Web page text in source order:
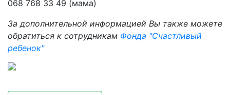
068 768 33 49 (мама)
За дополнительной информацией Вы также можете
обратиться к сотрудникам Фонда "Счастливый
ребенок"